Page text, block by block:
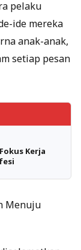
pelaku
ide mereka
anak-anak,
setiap pesan
Kerja
Menuju